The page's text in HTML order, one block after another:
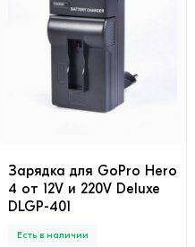
Зарядка для GoPro Hero
4 от 12V и 220V Deluxe
DLGP-401
Есть в наличии